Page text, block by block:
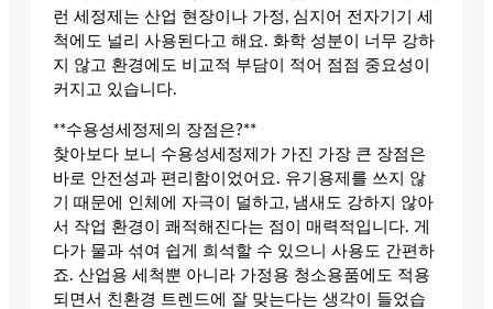
런 세정제는 산업 현장이나 가정, 심지어 전자기기 세
척에도 널리 사용된다고 해요. 화학 성분이 너무 강하
지 않고 환경에도 비교적 부담이 적어 점점 중요성이
커지고 있습니다.
**수용성세정제의 장점은?**
찾아보다 보니 수용성세정제가 가진 가장 큰 장점은
바로 안전성과 편리함이었어요. 유기용제를 쓰지 않
기 때문에 인체에 자극이 덜하고, 냄새도 강하지 않아
서 작업 환경이 쾌적해진다는 점이 매력적입니다. 게
다가 물과 섞여 쉽게 희석할 수 있으니 사용도 간편하
죠. 산업용 세척뿐 아니라 가정용 청소용품에도 적용
되면서 친환경 트렌드에 잘 맞는다는 생각이 들었습